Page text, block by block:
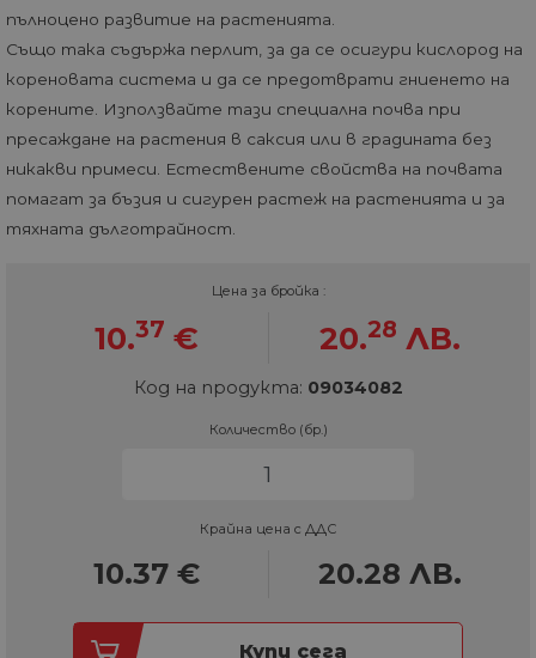
пълноцено развитие на растенията.
Също така съдържа перлит, за да се осигури кислород на
кореновата система и да се предотврати гниенето на
корените. Използвайте тази специална почва при
пресаждане на растения в саксия или в градината без
никакви примеси. Естествените свойства на почвата
помагат за бъзия и сигурен растеж на растенията и за
тяхната дълготрайност.
Цена за бройка :
10.37 € 20.28 ЛВ.
Код на продукта: 09034082
Количество (бр.)
Крайна цена с ДДС
10.37 € 20.28 ЛВ.
Купи сега